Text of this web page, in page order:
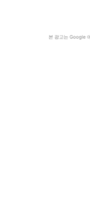
본 광고는 Google